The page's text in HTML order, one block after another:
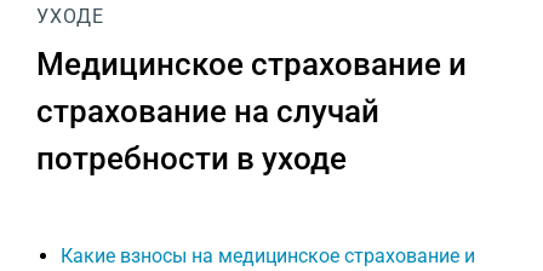
УХОДЕ
Медицинское страхование и
страхование на случай
потребности в уходе
Какие взносы на медицинское страхование и